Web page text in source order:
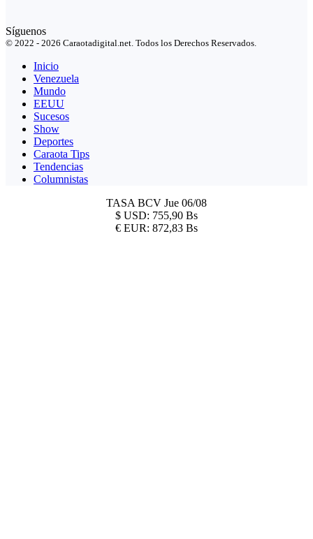
Síguenos
© 2022 - 2026 Caraotadigital.net. Todos los Derechos Reservados.
Inicio
Venezuela
Mundo
EEUU
Sucesos
Show
Deportes
Caraota Tips
Tendencias
Columnistas
TASA BCV Jue 06/08
$ USD: 755,90 Bs
€ EUR: 872,83 Bs